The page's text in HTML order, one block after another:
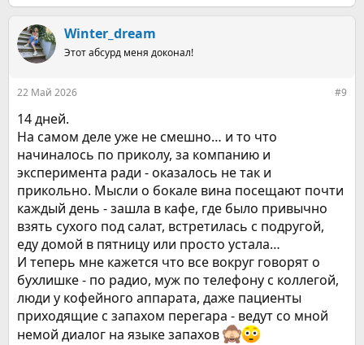
а
ц
и
Winter_dream
Этот абсурд меня доконал!
22 Май 2026 #9
14 дней.
На самом деле уже не смешно… и то что
начиналось по приколу, за компанию и
эксперимента ради - оказалось не так и
прикольно. Мысли о бокале вина посещают почти
каждый день - зашла в кафе, где было привычно
взять сухого под салат, встретилась с подругой,
еду домой в пятницу или просто устала…
И теперь мне кажется что все вокруг говорят о
бухлишке - по радио, муж по телефону с коллегой,
люди у кофейного аппарата, даже пациенты
приходящие с запахом перегара - ведут со мной
немой диалог на языке запахов